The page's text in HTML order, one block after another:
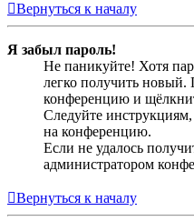
Вернуться к началу
Я забыл пароль!
Не паникуйте! Хотя
легко получить новый.
конференцию и
Следуйте
на конференцию.
Если не удалось
администратором
Вернуться к началу